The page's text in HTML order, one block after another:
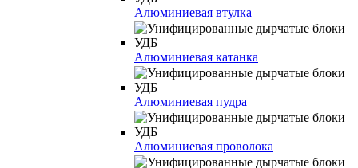
Алюминиевая втулка
Алюминиевая катанка
Алюминиевая пудра
Алюминиевая проволока